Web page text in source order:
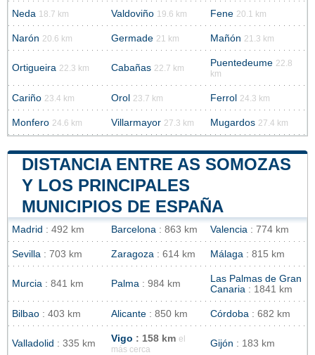
Neda 18.7 km Valdoviño 19.6 km Fene 20.1 km
Narón 20.6 km Germade 21 km Mañón 21.3 km
Ortigueira 22.3 km Cabañas 22.7 km Puentedeume 22.8
km
Cariño 23.4 km Orol 23.7 km Ferrol 24.3 km
Monfero 24.6 km Villarmayor 27.3 km Mugardos 27.4 km
DISTANCIA ENTRE AS SOMOZAS
Y LOS PRINCIPALES
MUNICIPIOS DE ESPAÑA
Madrid : 492 km Barcelona : 863 km Valencia : 774 km
Sevilla : 703 km Zaragoza : 614 km Málaga : 815 km
Murcia : 841 km Palma : 984 km
Las Palmas de Gran
Canaria : 1841 km
Bilbao : 403 km Alicante : 850 km Córdoba : 682 km
Valladolid : 335 km Vigo : 158 km el
más cerca
Gijón : 183 km